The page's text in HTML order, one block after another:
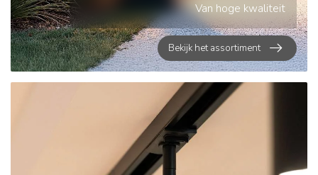
Van hoge kwaliteit
Bekijk het assortiment